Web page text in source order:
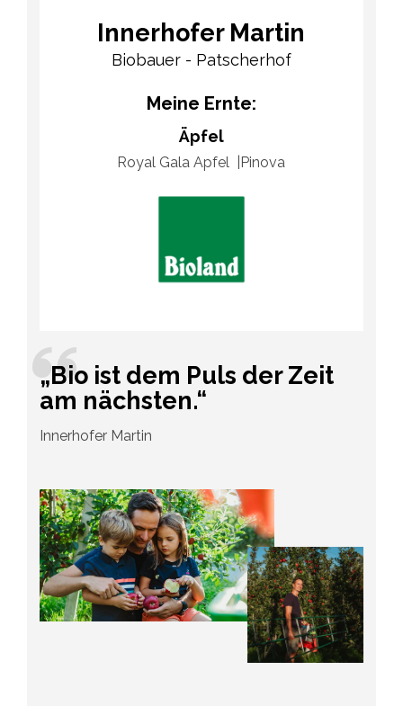
Innerhofer Martin
Biobauer - Patscherhof
Meine Ernte:
Äpfel
Royal Gala Apfel Pinova
„Bio ist dem Puls der Zeit
am nächsten.“
Innerhofer Martin